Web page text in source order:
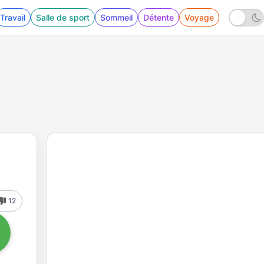
Travail Salle de sport Sommeil Détente Voyage
12